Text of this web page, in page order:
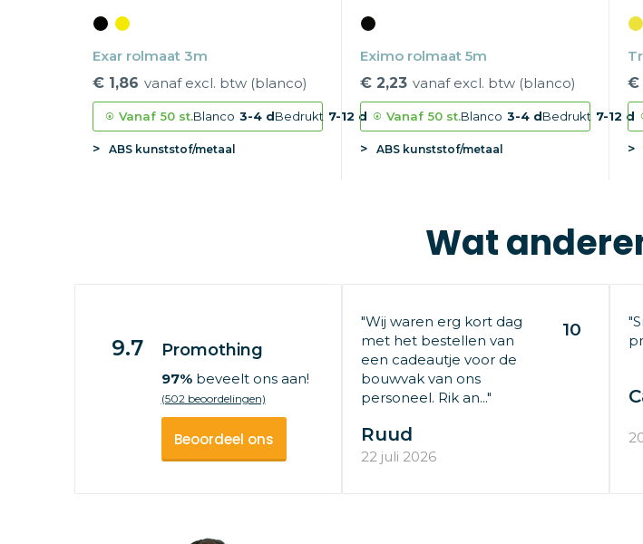
Exar rolmaat 3m
€ 1,86 vanaf excl. btw (blanco)
Vanaf 50 st.Blanco 3-4 dBedrukt 7-12 d
ABS kunststof/metaal
Eximo rolmaat 5m
€ 2,23 vanaf excl. btw (blanco)
Vanaf 50 st.Blanco 3-4 dBedrukt 7-12 d
ABS kunststof/metaal
€
Wat
9.7 Promothing
97%beveelt ons aan!
(502 beoordelingen)
Beoordeel ons
"Wij waren erg kort dag
met het bestellen van
een cadeautje voor de
bouwvak van ons
personeel. Rik an..."
10
Ruud
22 juli 2026